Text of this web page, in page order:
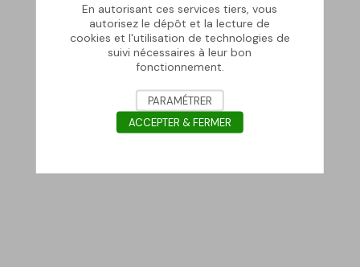
En autorisant ces services tiers, vous
autorisez le dépôt et la lecture de
cookies et l'utilisation de technologies de
suivi nécessaires à leur bon
fonctionnement.
PARAMÉTRER
ACCEPTER & FERMER